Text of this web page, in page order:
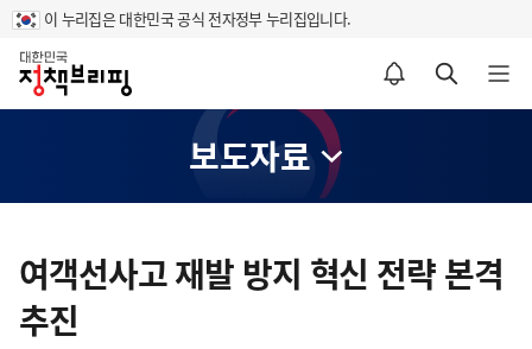
이 누리집은 대한민국 공식 전자정부 누리집입니다.
홈
알림설정 바로가기 검색 바로가기 메뉴 열기
보도자료
텐
츠
영
여객선사고 재발 방지 혁신 전략 본격
추진